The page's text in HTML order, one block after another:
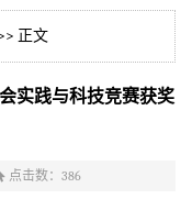
正文
实践与科技竞赛获奖
点击数： 386